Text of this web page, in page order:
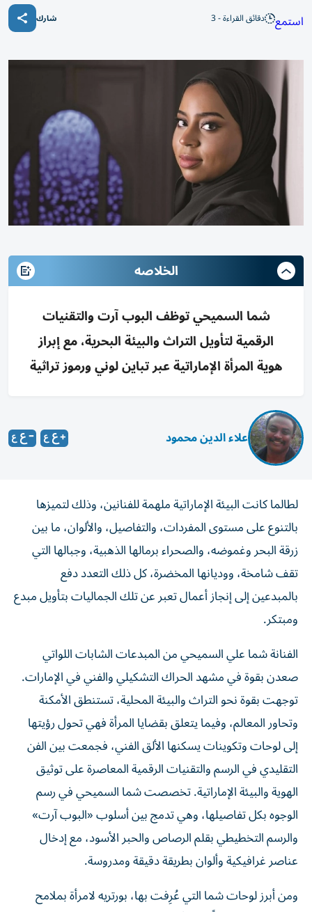
استمع دقائق القراءة - 3 شارك
الخلاصه
شما السميحي توظف البوب آرت والتقنيات
الرقمية لتأويل التراث والبيئة البحرية، مع إبراز
هوية المرأة الإماراتية عبر تباين لوني ورموز تراثية
علاء الدين محمود
لطالما كانت البيئة الإماراتية ملهمة للفنانين، وذلك لتميزها
بالتنوع على مستوى المفردات، والتفاصيل، والألوان، ما بين
زرقة البحر وغموضه، والصحراء برمالها الذهبية، وجبالها التي
تقف شامخة، ووديانها المخضرة، كل ذلك التعدد دفع
بالمبدعين إلى إنجاز أعمال تعبر عن تلك الجماليات بتأويل مبدع
ومبتكر.
الفنانة شما علي السميحي من المبدعات الشابات اللواتي
صعدن بقوة في مشهد الحراك التشكيلي والفني في الإمارات.
توجهت بقوة نحو التراث والبيئة المحلية، تستنطق الأمكنة
وتحاور المعالم، وفيما يتعلق بقضايا المرأة فهي تحول رؤيتها
إلى لوحات وتكوينات يسكنها الألق الفني، فجمعت بين الفن
التقليدي في الرسم والتقنيات الرقمية المعاصرة على توثيق
الهوية والبيئة الإماراتية. تخصصت شما السميحي في رسم
الوجوه بكل تفاصيلها، وهي تدمج بين أسلوب «البوب آرت»
والرسم التخطيطي بقلم الرصاص والحبر الأسود، مع إدخال
عناصر غرافيكية وألوان بطريقة دقيقة ومدروسة.
ومن أبرز لوحات شما التي عُرِفت بها، بورتريه لامرأة بملامح